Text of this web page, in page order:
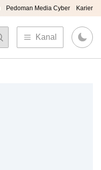
Pedoman Media Cyber Karier
Kanal